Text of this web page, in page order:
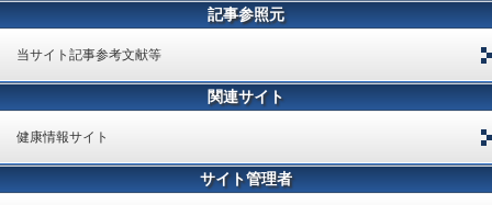
記事参照元
当サイト記事参考文献等
関連サイト
健康情報サイト
サイト管理者